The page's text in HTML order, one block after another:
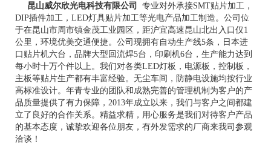
昆山威尔欣光电科技有限公司 专业对外承接SMT贴片加工，
DIP插件加工，LED灯具贴片加工等光电产品加工制造。公司位
于在昆山市周市镇金茂工业园区，距沪宜高速昆山北出入口仅1
公里，环境优美交通便捷。公司现拥有自动生产线5条，日本进
口贴片机六台，品牌大型回流焊5台，印刷机6台，生产能力达到
每小时十万个件以上。我们对各类LED灯板，电源板，控制板，
主板等贴片生产都有丰富经验。无尘车间，防静电设施均按行业
高标准设计。年青专业的团队和成熟完善的管理机制为客户的产
品质量提供了有力保障，2013年成立以来，我们与客户之间都建
立了良好的合作关系。精益求精，用心服务是我们对待客户产品
的基本态度，诚挚欢迎各位朋友，有外发需求的厂商来我司参观
洽谈！